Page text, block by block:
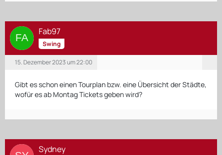
Fab97
Swing
15. Dezember 2023 um 22:00
Gibt es schon einen Tourplan bzw. eine Übersicht der Städte,
wofür es ab Montag Tickets geben wird?
Sydney